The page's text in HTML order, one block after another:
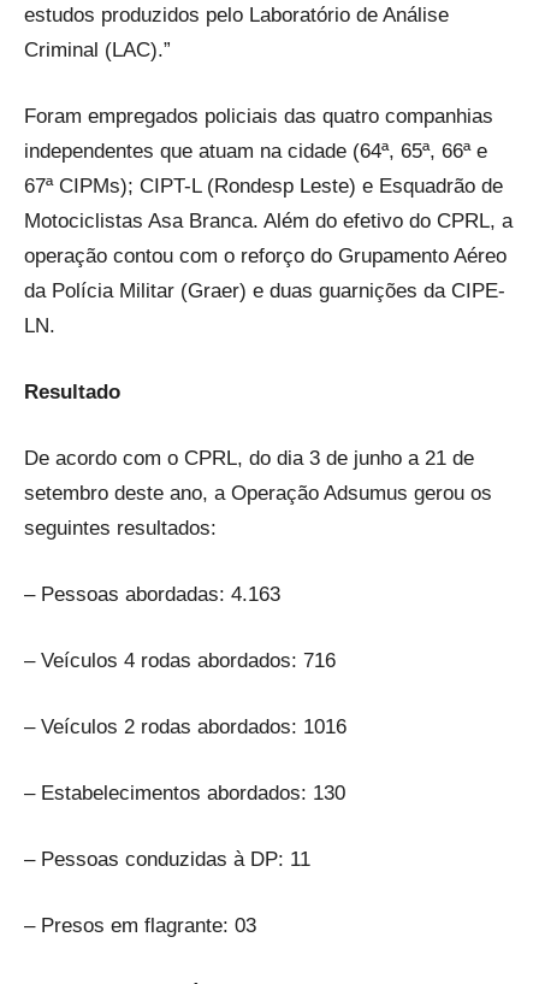
estudos produzidos pelo Laboratório de Análise
Criminal (LAC).”
Foram empregados policiais das quatro companhias
independentes que atuam na cidade (64ª, 65ª, 66ª e
67ª CIPMs); CIPT-L (Rondesp Leste) e Esquadrão de
Motociclistas Asa Branca. Além do efetivo do CPRL, a
operação contou com o reforço do Grupamento Aéreo
da Polícia Militar (Graer) e duas guarnições da CIPE-
LN.
Resultado
De acordo com o CPRL, do dia 3 de junho a 21 de
setembro deste ano, a Operação Adsumus gerou os
seguintes resultados:
– Pessoas abordadas: 4.163
– Veículos 4 rodas abordados: 716
– Veículos 2 rodas abordados: 1016
– Estabelecimentos abordados: 130
– Pessoas conduzidas à DP: 11
– Presos em flagrante: 03